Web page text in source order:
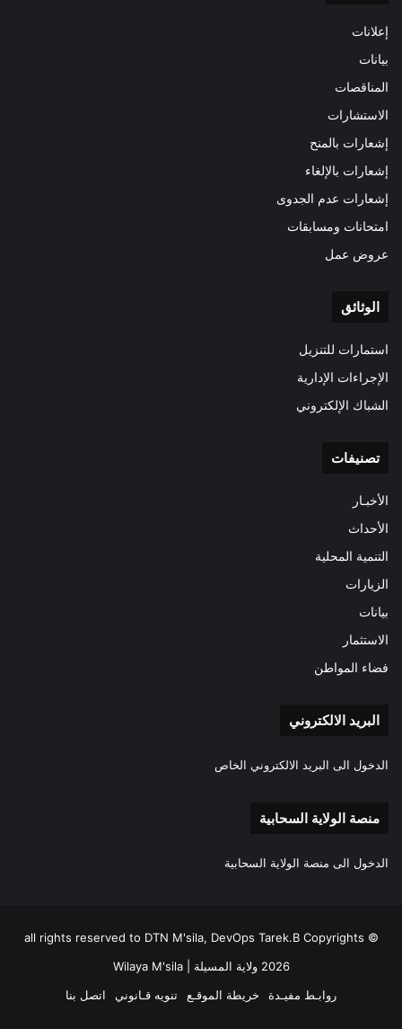
إعلانات
بيانات
المناقصات
الاستشارات
إشعارات بالمنح
إشعارات بالإلغاء
إشعارات عدم الجدوى
امتحانات ومسابقات
عروض عمل
الوثائق
استمارات للتنزيل
الإجراءات الإدارية
الشباك الإلكتروني
تصنيفات
الأخبـار
الأحداث
التنمية المحلية
الزيارات
بيانات
الاستثمار
فضاء المواطن
البريد الالكتروني
الدخول الى البريد الالكتروني الخاص
منصة الولاية السحابية
الدخول الى منصة الولاية السحابية
all rights reserved to DTN M'sila, DevOps Tarek.B Copyrights ©
2026 ولاية المسيلة | Wilaya M'sila
روابـط مفيـدة
خريطة الموقـع تنويه قـانوني اتصل بنا